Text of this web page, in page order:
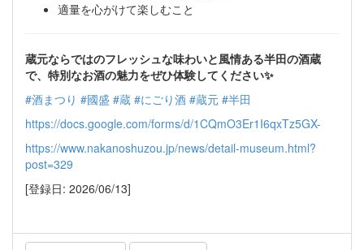
適量を心がけて楽しむこと
蔵元ならではのフレッシュな味わいと風情ある半田の酒蔵
で、特別なお酒の魅力をぜひ体験してください✨
#酒まつり #國盛 #蔵 #にごり酒 #蔵元 #半田
https://docs.google.com/forms/d/1CQmO3Er1I6qxTz5GX-
https://www.nakanoshuzou.jp/news/detail-museum.html?
post=329
[登録日: 2026/06/13]